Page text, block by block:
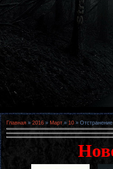
Главная » 2016 » Март » 10 »